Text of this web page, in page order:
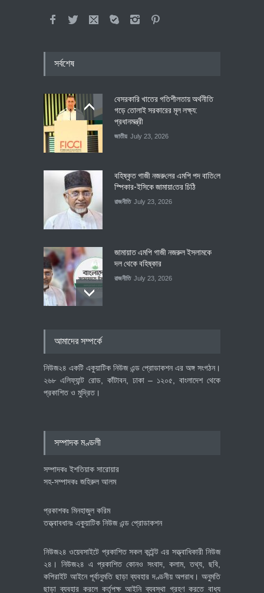
সর্বশেষ
বেসরকারি খাতের গতিশীলতায় অর্থনীতি
গড়ে তোলাই সরকারের মূল লক্ষ্য:
প্রধানমন্ত্রী
জাতীয় July 23, 2026
বহিষ্কৃত গাজী নজরু‌লের এম‌পি পদ বা‌তি‌লে
স্পিকার-ইসিকে জামায়া‌তের চি‌ঠি
রাজনীতি July 23, 2026
জামায়াত এমপি গাজী নজরুল ইসলামকে
দল থেকে বহিষ্কার
রাজনীতি July 23, 2026
আমাদের সম্পর্কে
নিউজ২৪ একটি একুয়াটিক নিউজ এন্ড প্রোডাকশন এর অঙ্গ সংগঠন।
২৬৮ এলিফ্যান্ট রোড, কাঁটাবন, ঢাকা – ১২০৫, বাংলাদেশ থেকে
প্রকাশিত ও মুদ্রিত।
সম্পাদক মণ্ডলী
সম্পাদকঃ ইশতিয়াক সারোয়ার
সহ-সম্পাদকঃ জহিরুল আলম
প্রকাশকঃ মিনহাজুল করিম
তত্ত্বাবধানঃ একুয়াটিক নিউজ এন্ড প্রোডাকশন
নিউজ২৪ ওয়েবসাইটে প্রকাশিত সকল কন্টেন্ট এর সত্ত্বাধিকারী নিউজ
২৪। নিউজ২৪ এ প্রকাশিত কোনও সংবাদ, কলাম, তথ্য, ছবি,
কপিরাইট আইনে পূর্বানুমতি ছাড়া ব্যবহার দণ্ডনীয় অপরাধ। অনুমতি
ছাড়া ব্যবহার করলে কর্তৃপক্ষ আইনি ব্যবস্থা গ্রহণ করতে বাধ্য